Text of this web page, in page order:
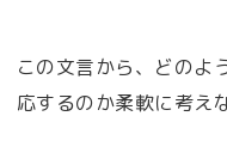
この文言から、どのよ
応するのか柔軟に考え